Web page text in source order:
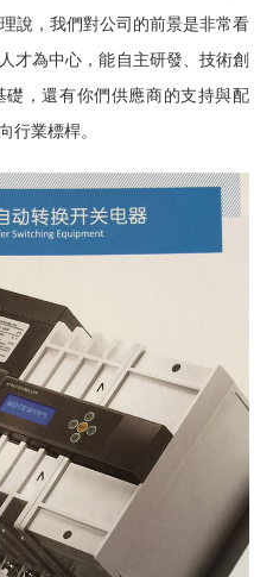
說，我們對公司的前景是非常看
才為中心，能自主研發、技術創
，還有你們供應商的支持與配
行業標桿。